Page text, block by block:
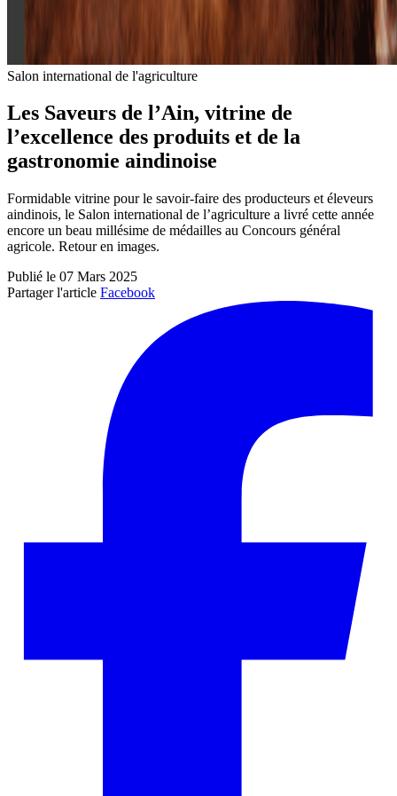
Salon international de l'agriculture
Les Saveurs de l’Ain, vitrine de
l’excellence des produits et de la
gastronomie aindinoise
Formidable vitrine pour le savoir-faire des producteurs et éleveurs
aindinois, le Salon international de l’agriculture a livré cette année
encore un beau millésime de médailles au Concours général
agricole. Retour en images.
Publié le 07 Mars 2025
Partager l'article Facebook